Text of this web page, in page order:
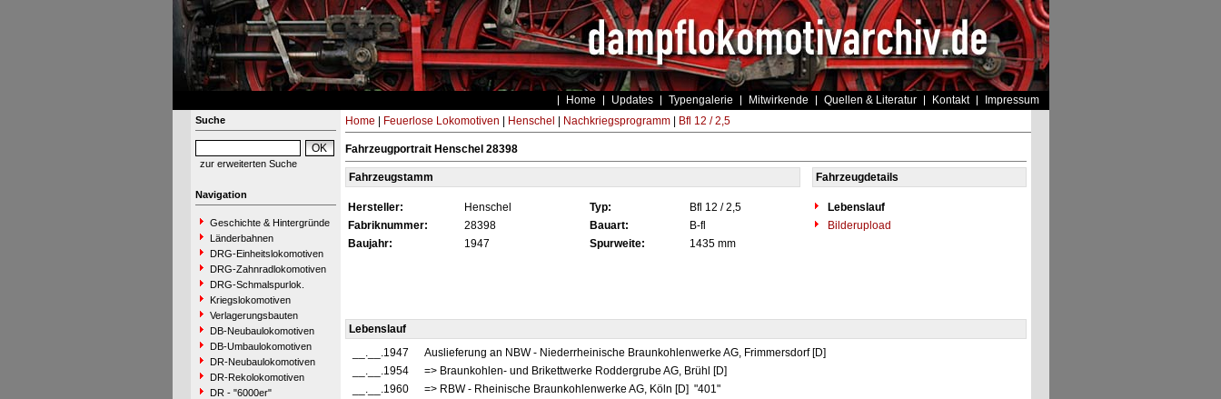
Home Updates Typengalerie Mitwirkende Quellen & Literatur Kontakt Impressum
Suche
zur erweiterten Suche
Navigation
Geschichte & Hintergründe
Länderbahnen
DRG-Einheitslokomotiven
DRG-Zahnradlokomotiven
DRG-Schmalspurlok.
Kriegslokomotiven
Verlagerungsbauten
DB-Neubaulokomotiven
DB-Umbaulokomotiven
DR-Neubaulokomotiven
DR-Rekolokomotiven
DR - "6000er"
Home Feuerlose Lokomotiven Henschel Nachkriegsprogramm| Bfl 12 / 2,5
Fahrzeugportrait Henschel 28398
Fahrzeugstamm Fahrzeugdetails
Hersteller: Henschel Typ: Bfl 12 / 2,5
Lebenslauf
Fabriknummer:
28398 Bauart: B-fl
Bilderupload
Baujahr:
1947 Spurweite: 1435 mm
Lebenslauf
__.__.1947
Auslieferung an NBW - Niederrheinische Braunkohlenwerke AG, Frimmersdorf [D]
__.__.1954
=> Braunkohlen- und Brikettwerke Roddergrube AG, Brühl [D]
__.__.1960
=> RBW - Rheinische Braunkohlenwerke AG, Köln [D] "401"